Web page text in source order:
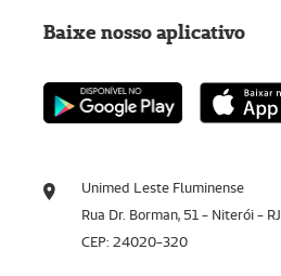
Unimed Leste Fluminense
Rua Dr. Borman, 51 - Niterói - RJ
CEP: 24020-320
Baixe nosso aplicativo